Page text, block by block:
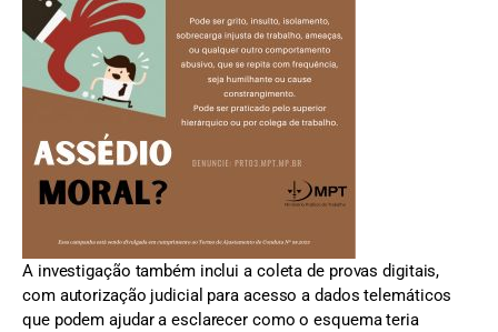
A investigação também inclui a coleta de provas digitais,
com autorização judicial para acesso a dados telemáticos
que podem ajudar a esclarecer como o esquema teria